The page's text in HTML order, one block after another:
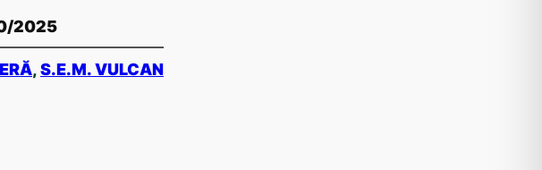
2025
, S.E.M. VULCAN